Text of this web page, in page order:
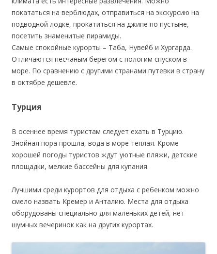
покататься на верблюдах, отправиться на экскурсию на
подводной лодке, прокатиться на джипе по пустыне,
посетить знаменитые пирамиды.
Самые спокойные курорты – Таба, Нувейб и Хургарда.
Отличаются песчаным берегом с пологим спуском в
море. По сравнению с другими странами путевки в страну
в октябре дешевле.
Турция
В осеннее время туристам следует ехать в Турцию.
Знойная пора прошла, вода в море теплая. Кроме
хорошей погоды туристов ждут уютные пляжи, детские
площадки, мелкие бассейны для купания.
Лучшими среди курортов для отдыха с ребенком можно
смело назвать Кремер и Анталию. Места для отдыха
оборудованы специально для маленьких детей, нет
шумных вечеринок как на других курортах.